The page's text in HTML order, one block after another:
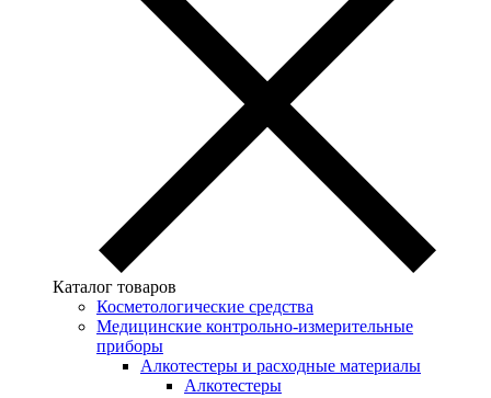
Каталог товаров
Косметологические средства
Медицинские контрольно-измерительные
приборы
Алкотестеры и расходные материалы
Алкотестеры